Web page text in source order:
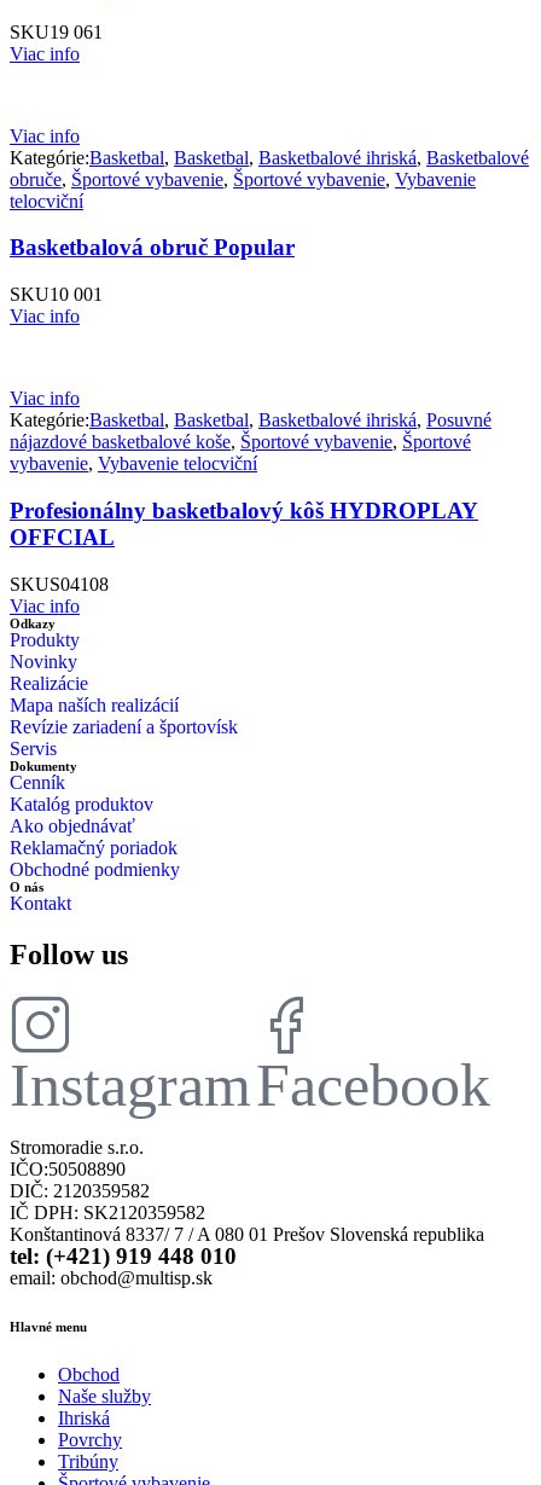
SKU19 061
Viac info
Viac info
Kategórie:Basketbal, Basketbal, Basketbalové ihriská, Basketbalové
obruče, Športové vybavenie, Športové vybavenie, Vybavenie
telocviční
Basketbalová obruč Popular
SKU10 001
Viac info
Viac info
Kategórie:Basketbal, Basketbal, Basketbalové ihriská, Posuvné
nájazdové basketbalové koše, Športové vybavenie, Športové
vybavenie, Vybavenie telocviční
Profesionálny basketbalový kôš HYDROPLAY
OFFCIAL
SKUS04108
Viac info
Odkazy
Produkty
Novinky
Realizácie
Mapa naších realizácií
Revízie zariadení a športovísk
Servis
Dokumenty
Cenník
Katalóg produktov
Ako objednávať
Reklamačný poriadok
Obchodné podmienky
O nás
Kontakt
Follow us
InstagramFacebook
Stromoradie s.r.o.
IČO:50508890
DIČ: 2120359582
IČ DPH: SK2120359582
Konštantinová 8337/ 7 / A 080 01 Prešov Slovenská republika
tel: (+421) 919 448 010
email: obchod@multisp.sk
Hlavné menu
Obchod
Naše služby
Ihriská
Povrchy
Tribúny